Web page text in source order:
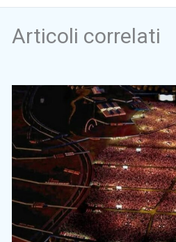
Articoli correlati